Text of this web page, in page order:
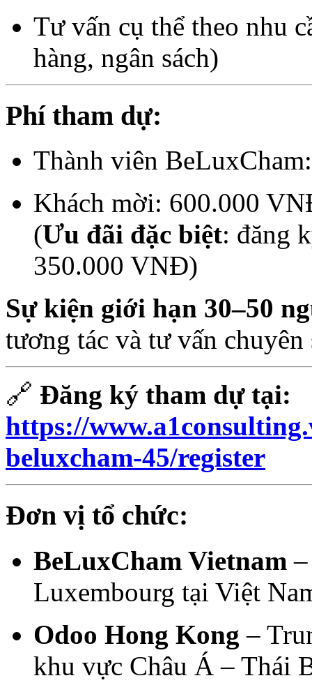
Tư vấn cụ thể theo nhu
hàng, ngân sách)
Phí tham dự:
Thành viên
Khách mời: 600.000
(Ưu đãi đặc biệt: đăng
350.000 VNĐ)
Sự kiện giới hạn 30–50
tương tác và tư vấn chuyên
🔗 Đăng ký tham dự tại:
https://
beluxcham-45/register
Đơn vị tổ chức:
BeLuxCham Vietnam
Luxembourg tại Việt
Odoo Hong Kong –
khu vực Châu Á – Thái